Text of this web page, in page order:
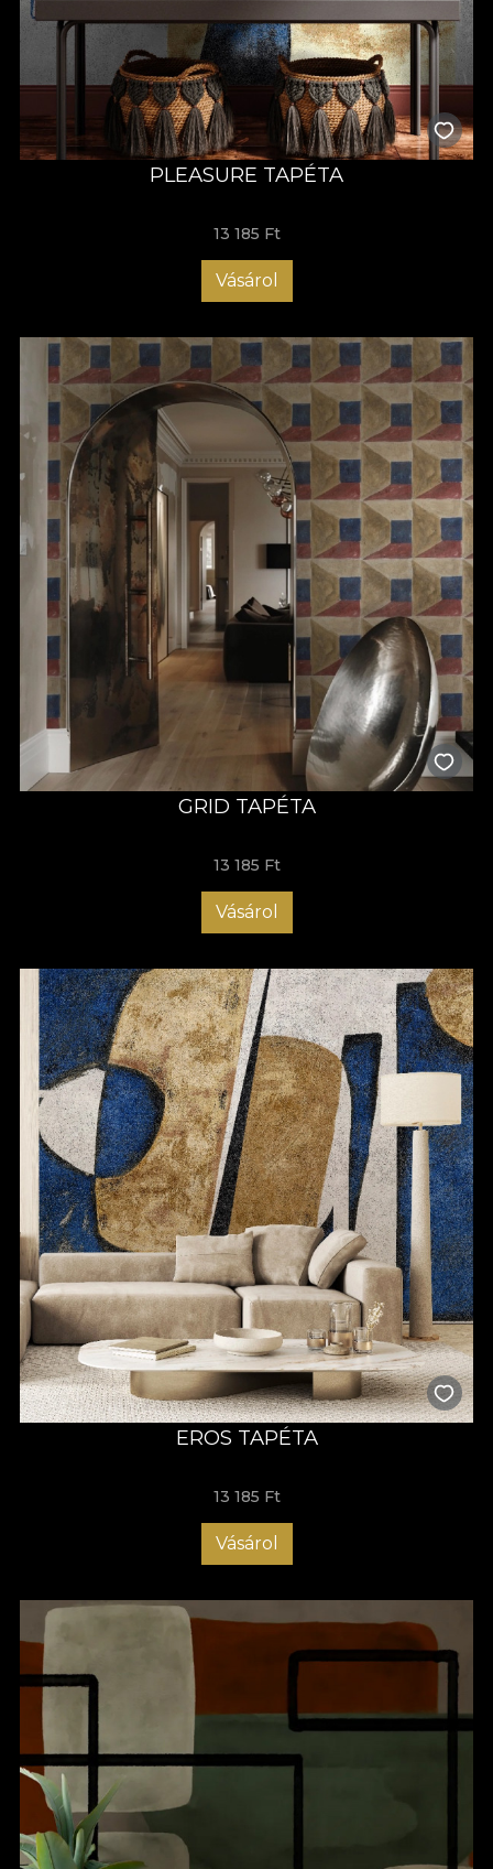
PLEASURE TAPÉTA
13 185 Ft
Vásárol
GRID TAPÉTA
13 185 Ft
Vásárol
EROS TAPÉTA
13 185 Ft
Vásárol